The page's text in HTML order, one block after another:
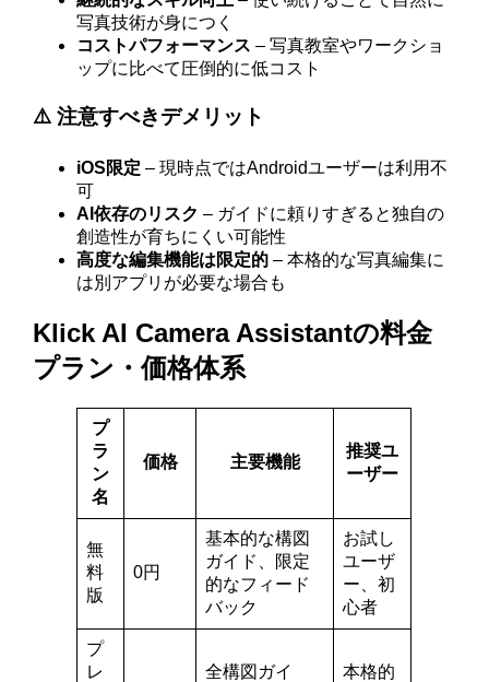
写真技術が身につく
コストパフォーマンス – 写真教室やワークショ
ップに比べて圧倒的に低コスト
⚠️ 注意すべきデメリット
iOS限定 – 現時点ではAndroidユーザーは利用不
可
AI依存のリスク – ガイドに頼りすぎると独自の
創造性が育ちにくい可能性
高度な編集機能は限定的 – 本格的な写真編集に
は別アプリが必要な場合も
Klick AI Camera Assistantの料金
プラン・価格体系
プ
ラ
ン
名
価格 主要機能
推奨ユ
ーザー
無
料
版
0円
基本的な構図
ガイド、限定
的なフィード
バック
お試し
ユーザ
ー、初
心者
プ
レ
全構図ガイ
本格的